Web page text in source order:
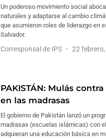
Un poderoso movimiento social
naturales y adaptarse al cambio
que asumieron roles de liderazgo en
Salvador.
Corresponsal de IPS 22 febrero,
PAKISTÁN: Mulás
en las madrasas
El gobierno de Pakistán lanzó un
madrasas (escuelas islámicas) con
adquieran una educación básica en